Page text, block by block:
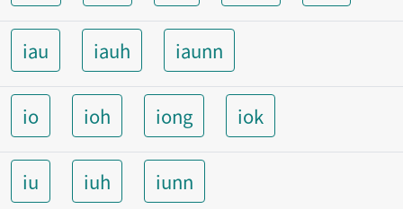
iau iauh iaunn
io ioh iong iok
iu iuh iunn